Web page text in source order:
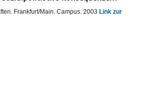
Frankfurt/Main. Campus. 2003 Link zur